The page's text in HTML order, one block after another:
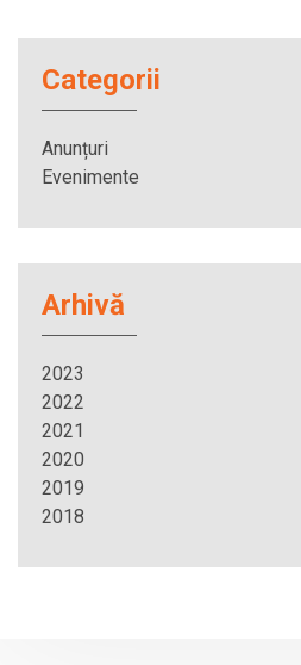
Categorii
Anunțuri
Evenimente
Arhivă
2023
2022
2021
2020
2019
2018